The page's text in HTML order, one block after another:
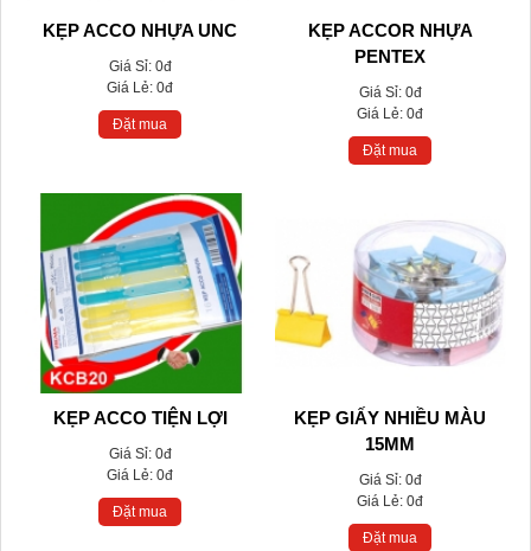
KẸP ACCO NHỰA UNC
Giá Sỉ: 0đ
Giá Lẻ:0đ
Đặt mua
KẸP ACCOR NHỰA
PENTEX
Giá Sỉ: 0đ
Giá Lẻ:0đ
Đặt mua
KẸP ACCO TIỆN LỢI
Giá Sỉ: 0đ
Giá Lẻ:0đ
Đặt mua
KẸP GIẤY NHIỀU MÀU
15MM
Giá Sỉ: 0đ
Giá Lẻ:0đ
Đặt mua